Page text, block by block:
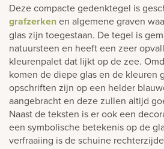
Deze compacte gedenktegel is
grafzerkenen algemene graven
glas zijn toegestaan. De tegel is
natuursteen en heeft een zeer
kleurenpalet dat lijkt op de zee.
komen de diepe glas en de kleuren
opschriften zijn op een helder
aangebracht en deze zullen altijd
Naast de teksten is er ook een
een symbolische betekenis op de
verfraaiing is de schuine